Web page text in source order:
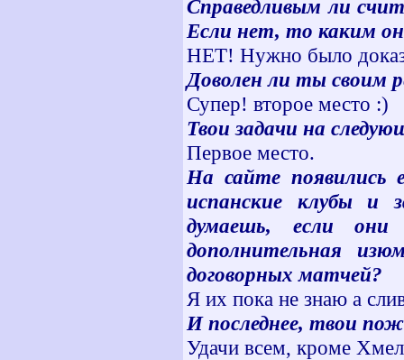
Справедливым ли
Если нет, то каким
НЕТ! Нужно было
Доволен ли ты своим
Супер! второе место :)
Твои задачи на
Первое место.
На сайте появились
испанские клубы и
думаешь, если
дополнительная
договорных матчей?
Я их пока не знаю а
И последнее, твои
Удачи всем, кроме